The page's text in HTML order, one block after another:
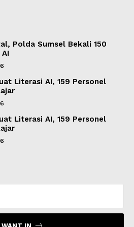
Polda Sumsel Bekali 150
Literasi AI, 159 Personel
Literasi AI, 159 Personel